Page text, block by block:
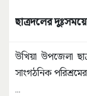
ছাত্রদলের
উখিয়া উপজেলা
সাংগঠনিক
...